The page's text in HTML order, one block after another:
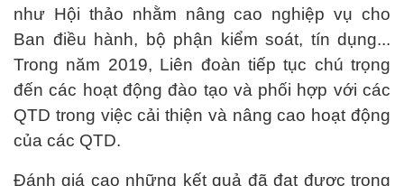
như Hội thảo nhằm nâng cao nghiệp vụ cho
Ban điều hành, bộ phận kiểm soát, tín dụng...
Trong năm 2019, Liên đoàn tiếp tục chú trọng
đến các hoạt động đào tạo và phối hợp với các
QTD trong việc cải thiện và nâng cao hoạt động
của các QTD.
Đánh giá cao những kết quả đã đạt được trong